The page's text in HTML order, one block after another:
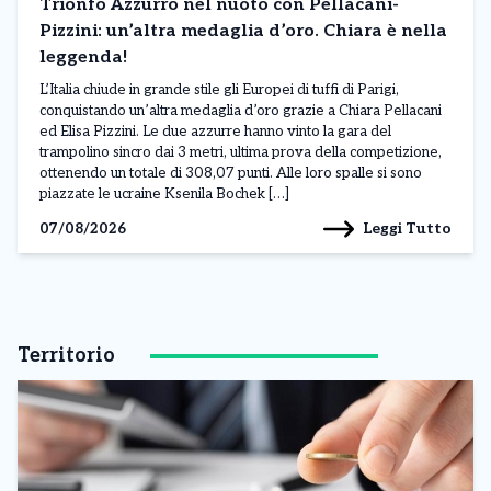
Trionfo Azzurro nel nuoto con Pellacani-
Pizzini: un’altra medaglia d’oro. Chiara è nella
leggenda!
L’Italia chiude in grande stile gli Europei di tuffi di Parigi,
conquistando un’altra medaglia d’oro grazie a Chiara Pellacani
ed Elisa Pizzini. Le due azzurre hanno vinto la gara del
trampolino sincro dai 3 metri, ultima prova della competizione,
ottenendo un totale di 308,07 punti. Alle loro spalle si sono
piazzate le ucraine Ksenila Bochek […]
07/08/2026
Leggi Tutto
Territorio